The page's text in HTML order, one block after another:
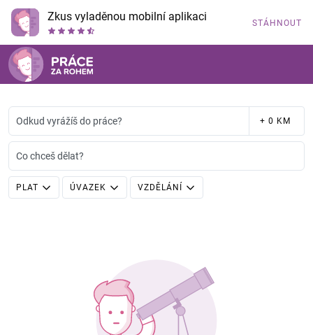
Zkus vyladěnou mobilní aplikaci STÁHNOUT
Odkud vyrážíš do práce? + 0 KM
Co chceš dělat?
PLAT ÚVAZEK VZDĚLÁNÍ